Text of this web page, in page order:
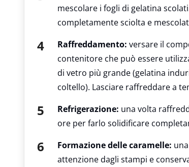
mescolare i fogli di gelatina
completamente sciolta e
Raffreddamento: versare il
contenitore che può essere
di vetro più grande (gelatina
coltello). Lasciare raffreddare a
Refrigerazione: una volta
ore per farlo solidificare
Formazione delle caramelle:
attenzione dagli stampi e